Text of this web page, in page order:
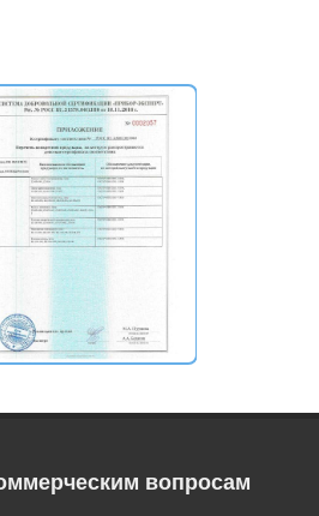
вопросам